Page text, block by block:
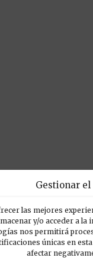
Gestionar
las mejores
y/o acceder a
nos permitirá
únicas en
afectar
POPULARES